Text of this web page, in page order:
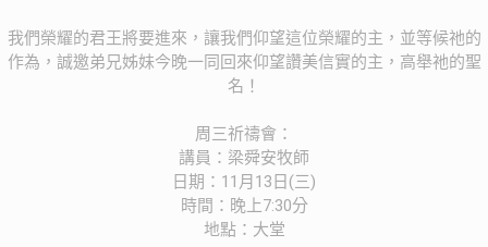
我們榮耀的君王將要進來，讓我們仰望這位榮耀的主，並等候祂的
作為，誠邀弟兄姊妹今晚一同回來仰望讚美信實的主，高舉祂的聖
名！
周三祈禱會：
講員：梁舜安牧師
日期：11月13日(三)
時間：晚上7:30分
地點：大堂